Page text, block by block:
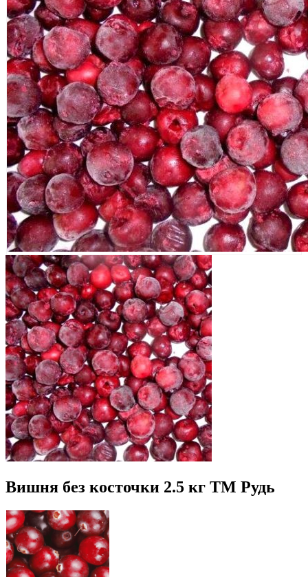
Вишня без косточки 2.5 кг ТМ Рудь